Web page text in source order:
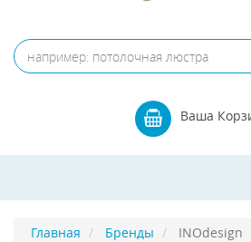
Ваша
Главная Бренды INOdesign